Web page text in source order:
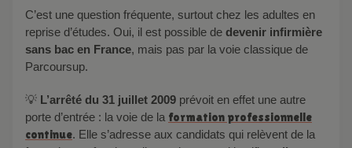
C’est une question fréquente, surtout chez les adultes en
reprise d’études. Oui, il est possible de devenir infirmière
sans bac en France, mais pas par la voie classique de
Parcoursup.
L’arrêté du 31 juillet 2009 prévoit en effet une autre
porte d’entrée : la voie de la formation professionnelle
continue. Elle s’adresse aux candidats qui relèvent de la